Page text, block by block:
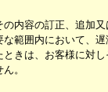
内容の訂正、追加
範囲内において、
きは、お客様に対し
。